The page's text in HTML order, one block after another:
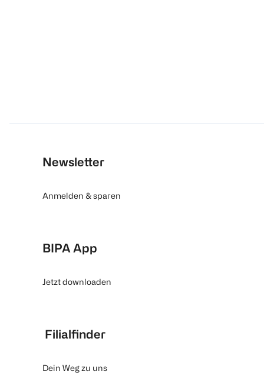
Newsletter
Anmelden & sparen
BIPA App
Jetzt downloaden
Filialfinder
Dein Weg zu uns